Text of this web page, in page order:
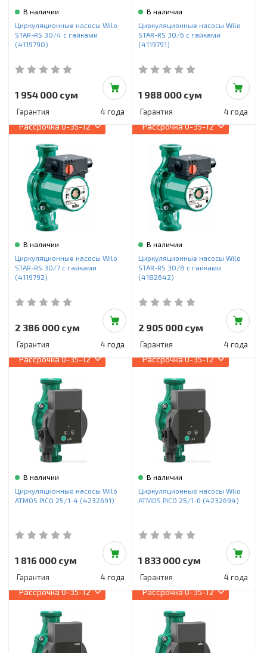
В наличии
Циркуляционные насосы Wilo
STAR-RS 30/4 с гайками
(4119790)
1 954 000 сум
Гарантия 4 года
В наличии
Циркуляционные насосы Wilo
STAR-RS 30/6 с гайками
(4119791)
1 988 000 сум
Гарантия 4 года
Рассрочка0-35-12
В наличии
Циркуляционные насосы Wilo
STAR-RS 30/7 с гайками
(4119792)
2 386 000 сум
Гарантия 4 года
Рассрочка0-35-12
В наличии
Циркуляционные насосы Wilo
STAR-RS 30/8 с гайками
(4182642)
2 905 000 сум
Гарантия 4 года
Рассрочка0-35-12
В наличии
Циркуляционные насосы Wilo
ATMOS PICO 25/1-4 (4232691)
1 816 000 сум
Гарантия 4 года
Рассрочка0-35-12
В наличии
Циркуляционные насосы Wilo
ATMOS PICO 25/1-6 (4232694)
1 833 000 сум
Гарантия 4 года
Рассрочка0-35-12 Рассрочка0-35-12